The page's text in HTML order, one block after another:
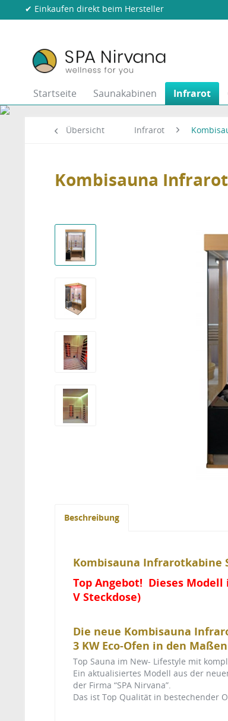
✔ Einkaufen direkt beim Hersteller
Startseite Saunakabinen Infrarot
Übersicht Infrarot
Kombisauna
Beschreibung
Kombisauna Infrarotkabine
Top Angebot! Dieses
V Steckdose)
Die neue Kombisauna
3 KW Eco-Ofen in den
Top Sauna im New- Lifestyle mit
Ein aktualisiertes Modell aus der
der Firma “SPA Nirvana”.
Das ist Top Qualität in bestechender